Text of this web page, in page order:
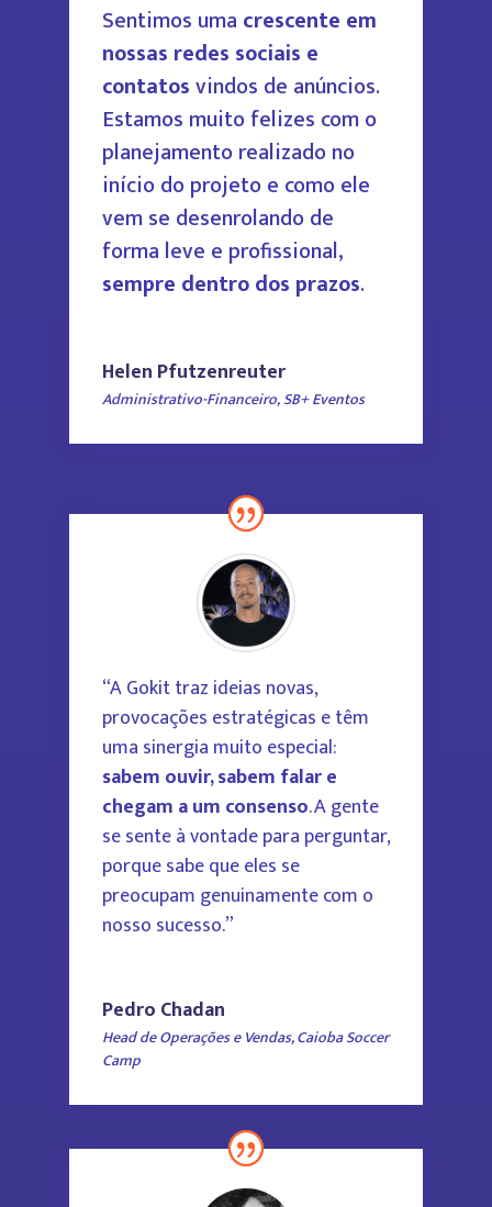
Sentimos uma crescente em
nossas redes sociais e
contatosvindos de anúncios.
Estamos muito felizes com o
planejamento realizado no
início do projeto e como ele
vem se desenrolando de
forma leve e profissional,
sempre dentro dos prazos.
Helen Pfutzenreuter
Administrativo-Financeiro,SB+ Eventos
“A Gokit traz ideias novas,
provocações estratégicas e têm
uma sinergia muito especial:
sabem ouvir, sabem falar e
chegam a um consenso. A gente
se sente à vontade para perguntar,
porque sabe que eles se
preocupam genuinamente com o
nosso sucesso.”
Pedro Chadan
Head de Operações e Vendas, Caioba Soccer
Camp